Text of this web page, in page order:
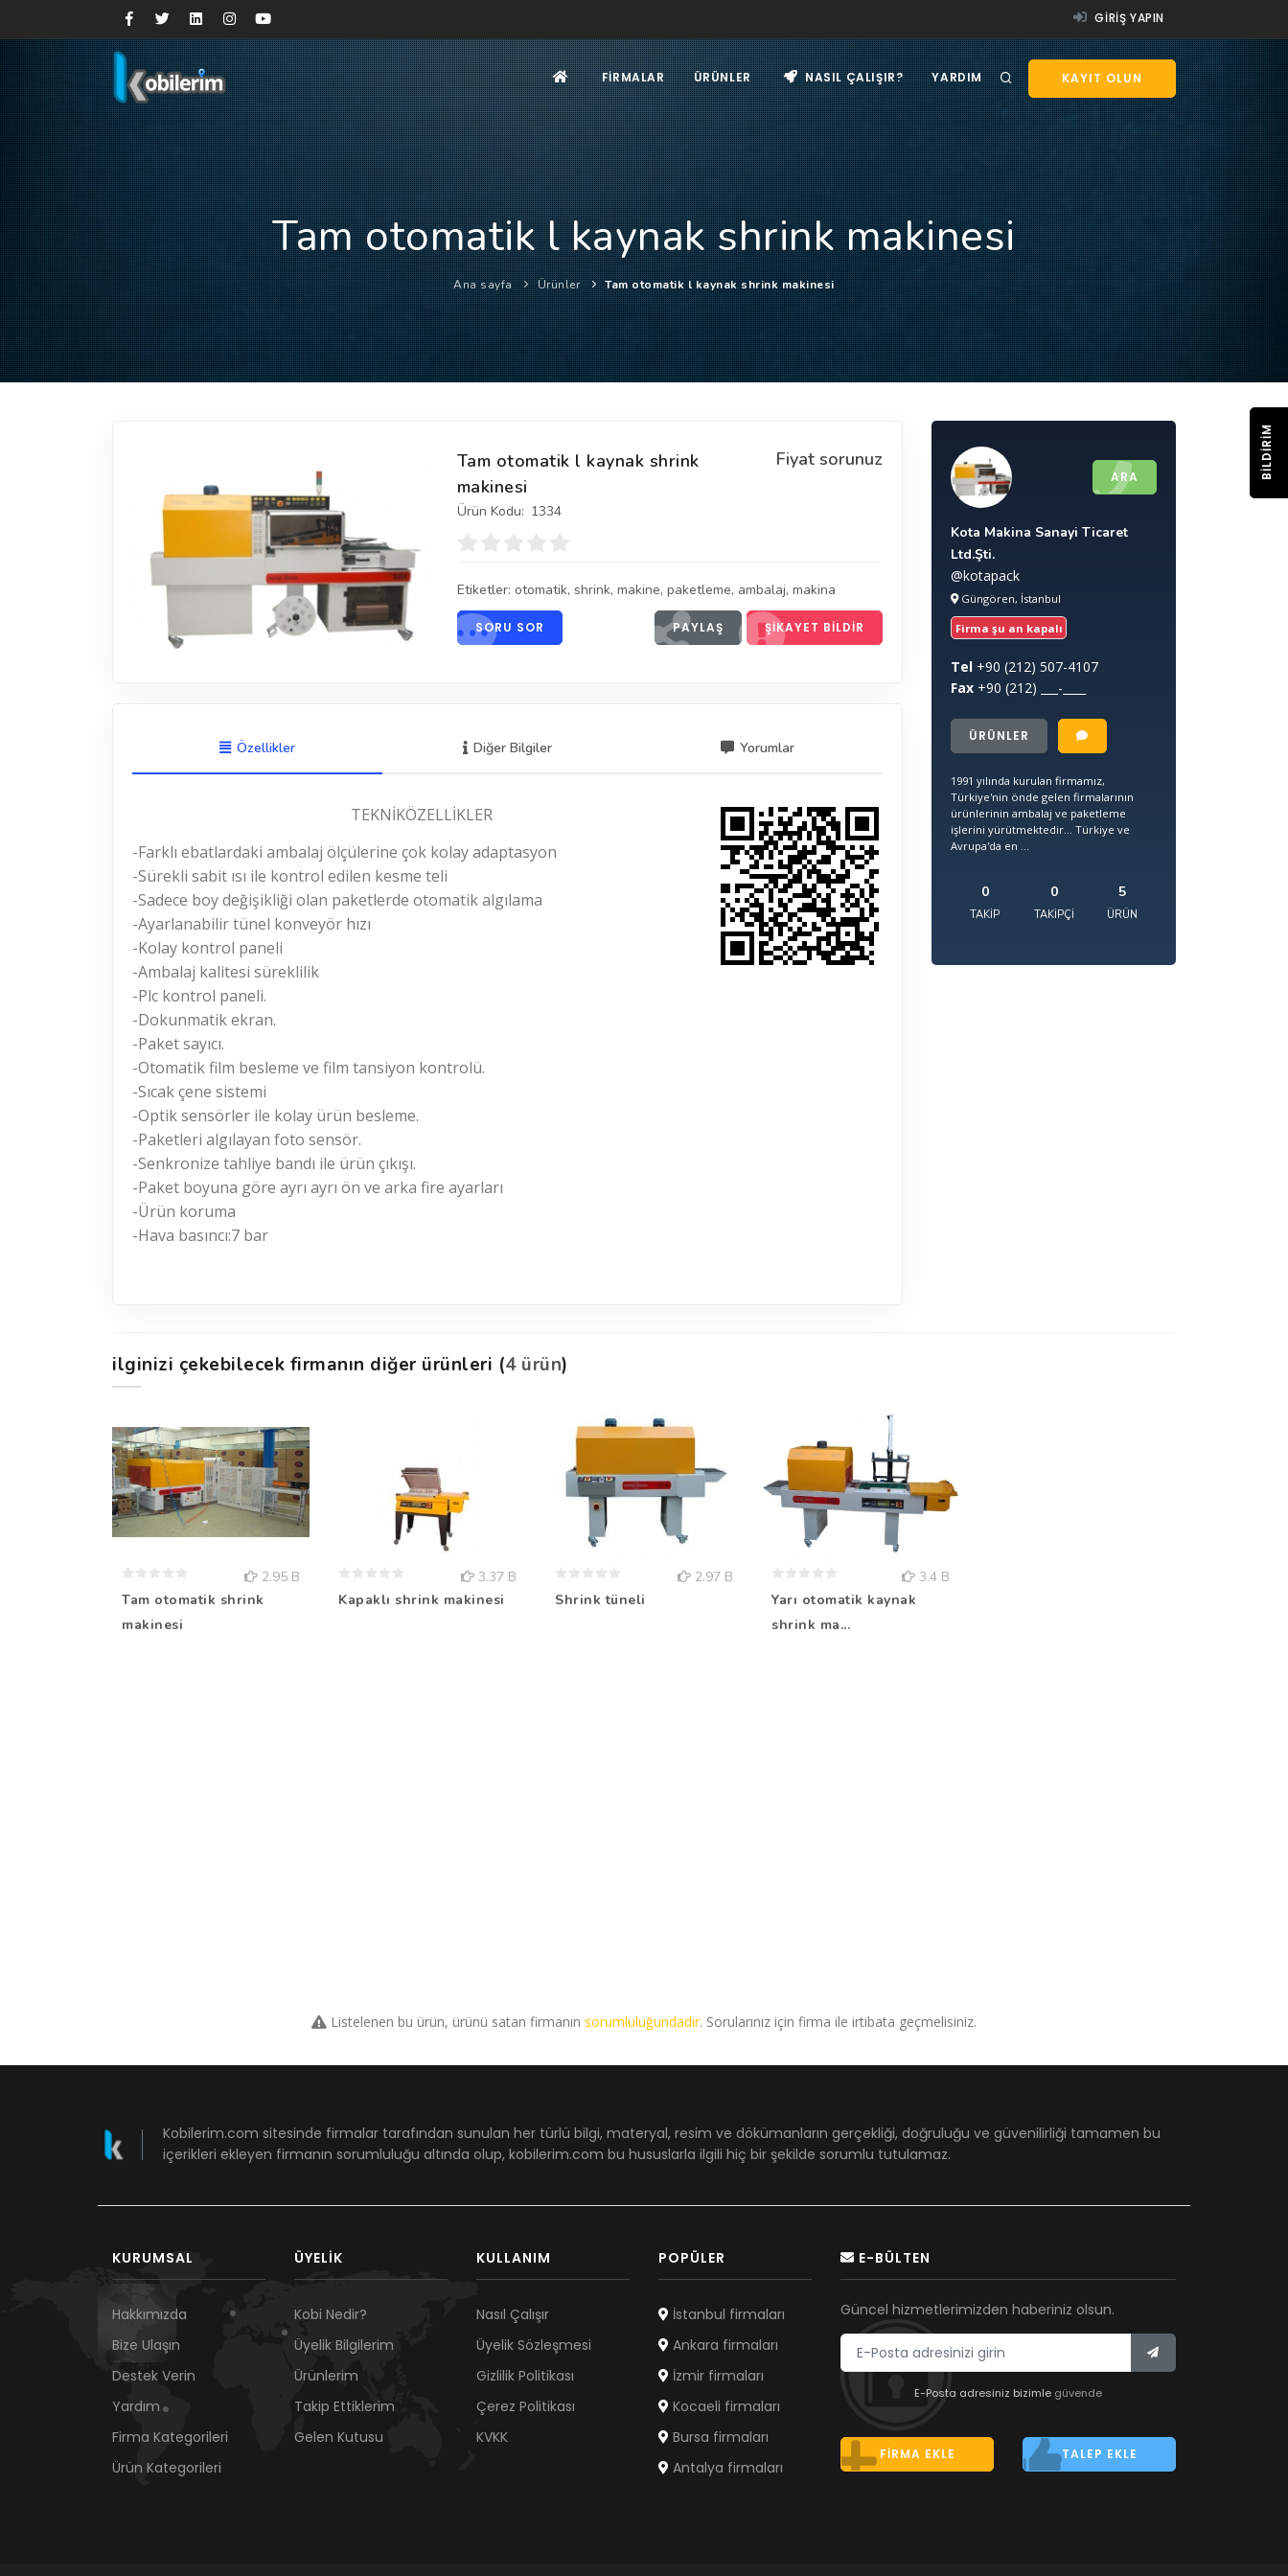
GIRIŞ YAPIN
KAYIT OLUN
FIRMALAR ÜRÜNLER NASIL ÇALIŞIR? YARDIM
Tam otomatik l kaynak shrink makinesi
Ana sayfa Ürünler Tam otomatik l kaynak shrink makinesi
Fiyat sorunuz
Tam otomatik l kaynak shrink
makinesi
Ürün Kodu: 1334
Etiketler: otomatik, shrink, makine, paketleme, ambalaj, makina
SORU SOR PAYLAŞ ŞIKAYET BILDIR
Özellikler Diğer Bilgiler Yorumlar
TEKNİKÖZELLİKLER
-Farklı ebatlardaki ambalaj ölçülerine çok kolay adaptasyon
-Sürekli sabit ısı ile kontrol edilen kesme teli
-Sadece boy değişikliği olan paketlerde otomatik algılama
-Ayarlanabilir tünel konveyör hızı
-Kolay kontrol paneli
-Ambalaj kalitesi süreklilik
-Plc kontrol paneli.
-Dokunmatik ekran.
-Paket sayıcı.
-Otomatik film besleme ve film tansiyon kontrolü.
-Sıcak çene sistemi
-Optik sensörler ile kolay ürün besleme.
-Paketleri algılayan foto sensör.
-Senkronize tahliye bandı ile ürün çıkışı.
-Paket boyuna göre ayrı ayrı ön ve arka fire ayarları
-Ürün koruma
-Hava basıncı:7 bar
ARA
Kota Makina Sanayi Ticaret
Ltd.Şti.
@kotapack
Güngören, İstanbul
Firma şu an kapalı
Tel +90 (212) 507-4107
Fax +90 (212) ___-____
ÜRÜNLER
1991 yılında kurulan firmamız,
Türkiye'nin önde gelen firmalarının
ürünlerinin ambalaj ve paketleme
işlerini yürütmektedir... Türkiye ve
Avrupa'da en ...
0
TAKIP
0
TAKIPÇI
5
ÜRÜN
ilginizi çekebilecek firmanın diğer ürünleri (4 ürün)
2.95 B
Tam otomatik shrink
makinesi
3.37 B
Kapaklı shrink makinesi
2.97 B
Shrink tüneli
3.4 B
Yarı otomatik kaynak
shrink ma...
Listelenen bu ürün, ürünü satan firmanın sorumluluğundadır. Sorularınız için firma ile irtibata geçmelisiniz.
Kobilerim.com sitesinde firmalar tarafından sunulan her türlü bilgi, materyal, resim ve dökümanların gerçekliği, doğruluğu ve güvenilirliği tamamen bu
içerikleri ekleyen firmanın sorumluluğu altında olup, kobilerim.com bu hususlarla ilgili hiç bir şekilde sorumlu tutulamaz.
KURUMSAL
Hakkımızda
Bize Ulaşın
Destek Verin
Yardım
Firma Kategorileri
Ürün Kategorileri
ÜYELIK
Kobi Nedir?
Üyelik Bilgilerim
Ürünlerim
Takip Ettiklerim
Gelen Kutusu
KULLANIM
Nasıl Çalışır
Üyelik Sözleşmesi
Gizlilik Politikası
Çerez Politikası
KVKK
POPÜLER
İstanbul firmaları
Ankara firmaları
İzmir firmaları
Kocaeli firmaları
Bursa firmaları
Antalya firmaları
E-BÜLTEN
Güncel hizmetlerimizden haberiniz olsun.
E-Posta adresiniz bizimle güvende
FIRMA EKLE TALEP EKLE
BILDIRIM